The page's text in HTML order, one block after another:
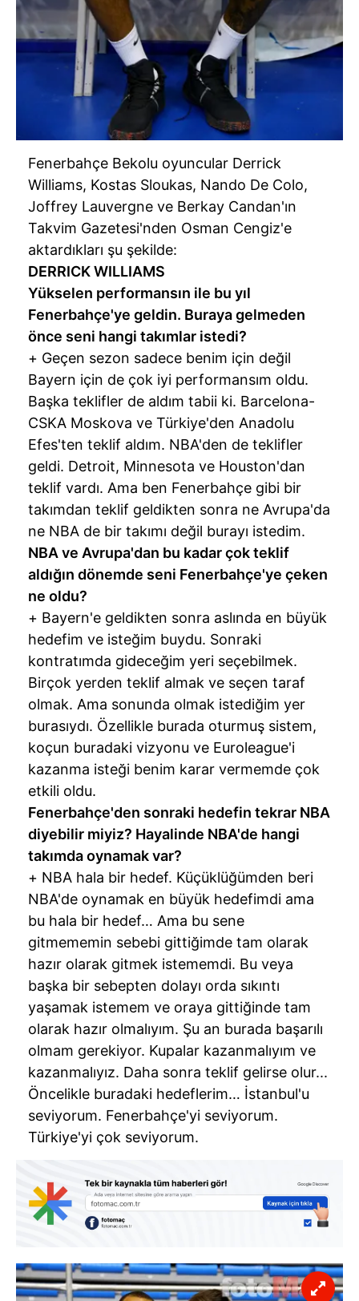
Fenerbahçe Bekolu oyuncular Derrick
Williams, Kostas Sloukas, Nando De Colo,
Joffrey Lauvergne ve Berkay Candan'ın
Takvim Gazetesi'nden Osman Cengiz'e
aktardıkları şu şekilde:
DERRICK WILLIAMS
Yükselen performansın ile bu yıl
Fenerbahçe'ye geldin. Buraya gelmeden
önce seni hangi takımlar istedi?
+ Geçen sezon sadece benim için değil
Bayern için de çok iyi performansım oldu.
Başka teklifler de aldım tabii ki. Barcelona-
CSKA Moskova ve Türkiye'den Anadolu
Efes'ten teklif aldım. NBA'den de teklifler
geldi. Detroit, Minnesota ve Houston'dan
teklif vardı. Ama ben Fenerbahçe gibi bir
takımdan teklif geldikten sonra ne Avrupa'da
ne NBA de bir takımı değil burayı istedim.
NBA ve Avrupa'dan bu kadar çok teklif
aldığın dönemde seni Fenerbahçe'ye çeken
ne oldu?
+ Bayern'e geldikten sonra aslında en büyük
hedefim ve isteğim buydu. Sonraki
kontratımda gideceğim yeri seçebilmek.
Birçok yerden teklif almak ve seçen taraf
olmak. Ama sonunda olmak istediğim yer
burasıydı. Özellikle burada oturmuş sistem,
koçun buradaki vizyonu ve Euroleague'i
kazanma isteği benim karar vermemde çok
etkili oldu.
Fenerbahçe'den sonraki hedefin tekrar NBA
diyebilir miyiz? Hayalinde NBA'de hangi
takımda oynamak var?
+ NBA hala bir hedef. Küçüklüğümden beri
NBA'de oynamak en büyük hedefimdi ama
bu hala bir hedef… Ama bu sene
gitmememin sebebi gittiğimde tam olarak
hazır olarak gitmek istememdi. Bu veya
başka bir sebepten dolayı orda sıkıntı
yaşamak istemem ve oraya gittiğinde tam
olarak hazır olmalıyım. Şu an burada başarılı
olmam gerekiyor. Kupalar kazanmalıyım ve
kazanmalıyız. Daha sonra teklif gelirse olur...
Öncelikle buradaki hedeflerim… İstanbul'u
seviyorum. Fenerbahçe'yi seviyorum.
Türkiye'yi çok seviyorum.